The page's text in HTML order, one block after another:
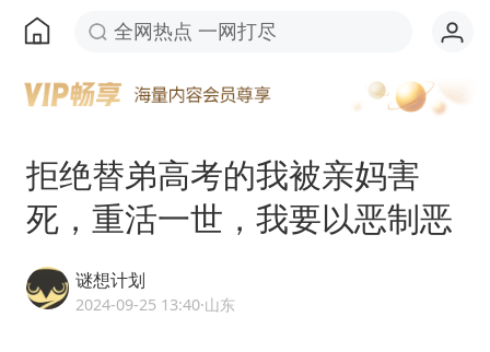
全网热点 一网打尽
拒绝替弟高考的我被亲妈害
死，重活一世，我要以恶制恶
谜想计划
2024-09-25 13:40·山东